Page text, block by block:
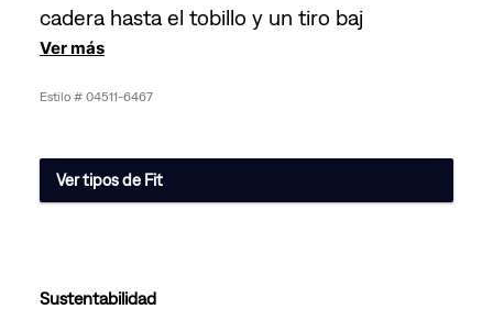
cadera hasta el tobillo y un tiro baj
Ver más
04511-6467
Ver tipos de Fit
Sustentabilidad